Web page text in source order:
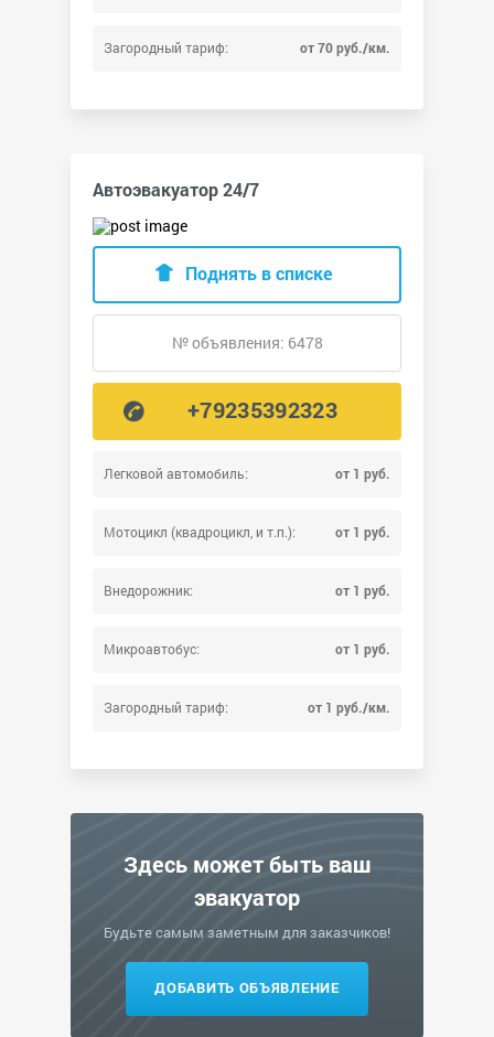
Загородный тариф: от 70 руб./км.
Автоэвакуатор 24/7
Легковой автомобиль: от 1 руб.
Мотоцикл (квадроцикл, и т.п.): от 1 руб.
Внедорожник: от 1 руб.
Микроавтобус: от 1 руб.
Загородный тариф: от 1 руб./км.
Поднять в списке
№ объявления: 6478
+79235392323
Здесь может быть ваш
эвакуатор
Будьте самым заметным для заказчиков!
ДОБАВИТЬ ОБЪЯВЛЕНИЕ